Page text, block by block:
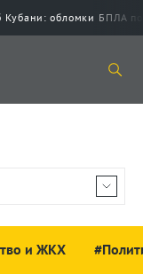
Кубани: обломки БПЛА
и ЖКХ